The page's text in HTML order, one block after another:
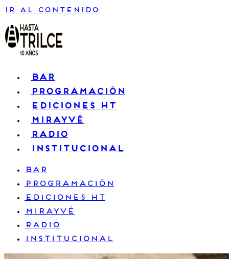
Ir al contenido
BAR
PROGRAMACIÓN
EDICIONES HT
MIRAYVÉ
RADIO
INSTITUCIONAL
BAR
PROGRAMACIÓN
EDICIONES HT
MIRAYVÉ
RADIO
INSTITUCIONAL